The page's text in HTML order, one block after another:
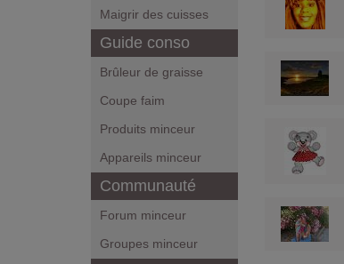
Maigrir des cuisses
Guide conso
Brûleur de graisse
Coupe faim
Produits minceur
Appareils minceur
Communauté
Forum minceur
Groupes minceur